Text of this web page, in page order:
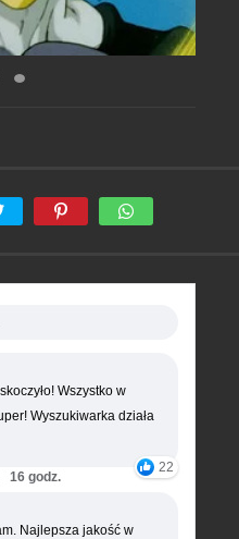
Wszystko w
Wyszukiwarka działa
22
16 godz.
Najlepsza jakość w